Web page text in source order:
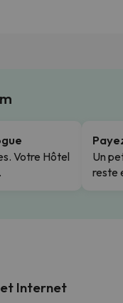
Votre Hôtel
Un
reste
Internet